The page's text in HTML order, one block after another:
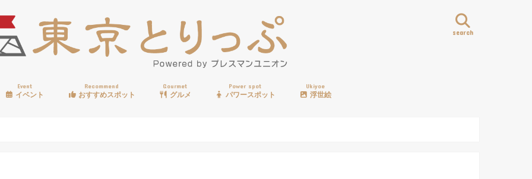
search
Event
イベント
Recommend
おすすめスポット
Gourmet
グルメ
Power spot
パワースポット
Ukiyoe
浮世絵